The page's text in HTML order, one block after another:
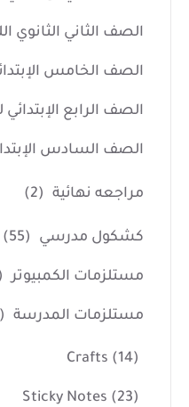
الصف الثاني الثانوي
الصف الخامس
الصف الرابع
الصف السادس
مراجعه نهائية (2)
كشكول مدرسي (55)
مستلزمات الكمبيوتر (5)
مستلزمات المدرسة (183)
Crafts (14)
Sticky Notes (23)